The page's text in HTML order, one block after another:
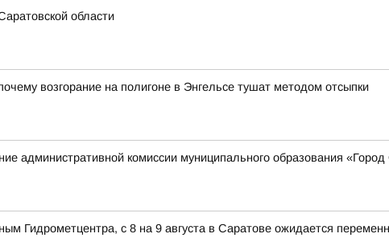
области
возгорание на полигоне в Энгельсе тушат методом отсыпки
административной комиссии муниципального образования
Гидрометцентра, с 8 на 9 августа в Саратове ожидается